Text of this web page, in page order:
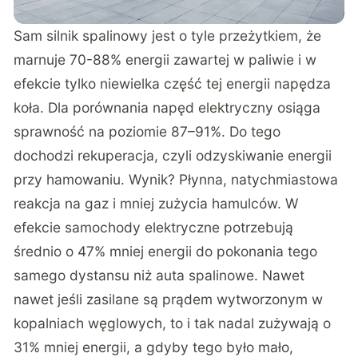
Sam silnik spalinowy jest o tyle przeżytkiem, że
marnuje 70-88% energii zawartej w paliwie i w
efekcie tylko niewielka część tej energii napędza
koła. Dla porównania napęd elektryczny osiąga
sprawność na poziomie 87–91%. Do tego
dochodzi rekuperacja, czyli odzyskiwanie energii
przy hamowaniu. Wynik? Płynna, natychmiastowa
reakcja na gaz i mniej zużycia hamulców. W
efekcie samochody elektryczne potrzebują
średnio o 47% mniej energii do pokonania tego
samego dystansu niż auta spalinowe. Nawet
nawet jeśli zasilane są prądem wytworzonym w
kopalniach węglowych, to i tak nadal zużywają o
31% mniej energii, a gdyby tego było mało,